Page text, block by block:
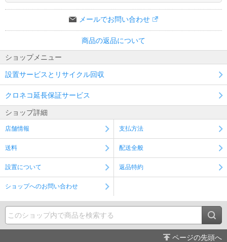
メールでお問い合わせ
商品の返品について
ショップメニュー
設置サービスとリサイクル回収
クロネコ延長保証サービス
ショップ詳細
店舗情報 支払方法
送料 配送全般
設置について 返品特約
ショップへのお問い合わせ
ページの先頭へ